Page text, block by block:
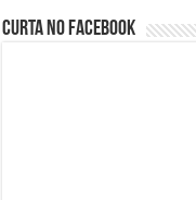
Curta no facebook